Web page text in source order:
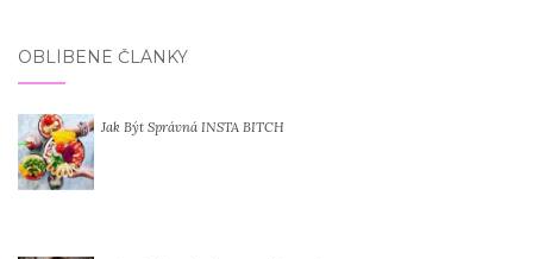
OBLÍBENÉ ČLÁNKY
Jak Být Správná INSTA BITCH